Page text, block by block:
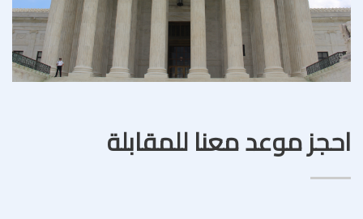
احجز موعد معنا للمقابلة